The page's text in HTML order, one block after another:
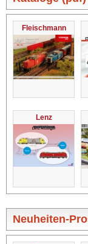
Fleischmann
Lenz
Neuheiten-